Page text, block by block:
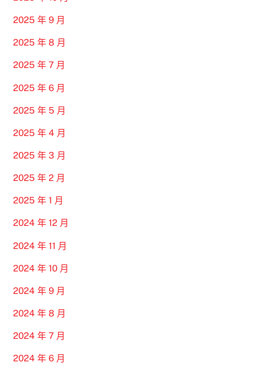
2025 年 9 月
2025 年 8 月
2025 年 7 月
2025 年 6 月
2025 年 5 月
2025 年 4 月
2025 年 3 月
2025 年 2 月
2025 年 1 月
2024 年 12 月
2024 年 11 月
2024 年 10 月
2024 年 9 月
2024 年 8 月
2024 年 7 月
2024 年 6 月